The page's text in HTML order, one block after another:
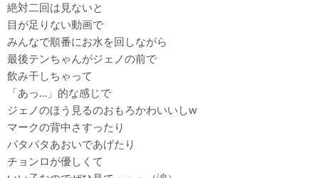
絶対二回は見ないと
目が足りない動画で
みんなで順番にお水を回しながら
最後テンちゃんがジェノの前で
飲み干しちゃって
「あっ…」的な感じで
ジェノのほう見るのおもろかわいいしw
マークの背中さすったり
パタパタあおいであげたり
チョンロが優しくて